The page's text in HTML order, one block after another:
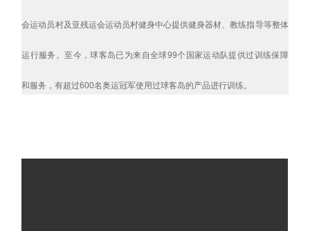
会运动员村及亚残运会运动员村健身中心提供健身器材、教练指导等整体
运行服务。至今，球客岛已为来自全球99个国家运动队提供过训练保障
和服务，有超过600名奥运冠军使用过球客岛的产品进行训练。